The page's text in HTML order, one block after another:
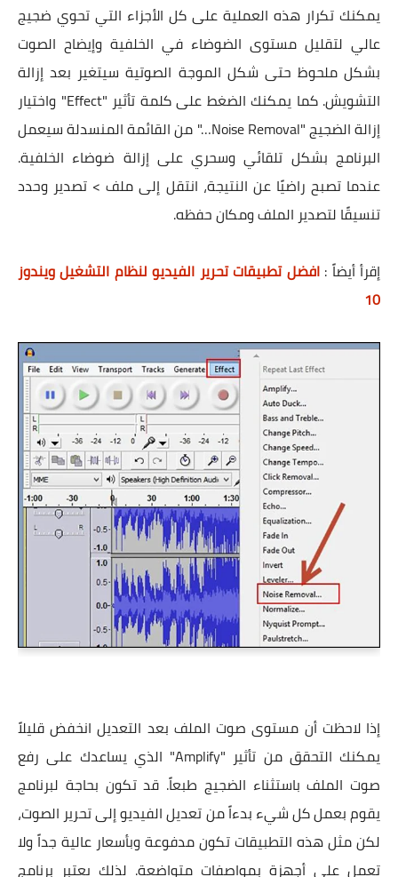
يمكنك تكرار هذه العملية على كل الأجزاء التي تحوي ضجيج
عالي لتقليل مستوى الضوضاء في الخلفية وإيضاح الصوت
بشكل ملحوظ حتى شكل الموجة الصوتية سيتغير بعد إزالة
التشويش. كما يمكنك الضغط على كلمة تأثير "Effect" واختيار
إزالة الضجيج "Noise Removal…" من القائمة المنسدلة سيعمل
البرنامج بشكل تلقائي وسحري على إزالة ضوضاء الخلفية.
عندما تصبح راضيًا عن النتيجة، انتقل إلى ملف > تصدير وحدد
تنسيقًا لتصدير الملف ومكان حفظه.
إقرأ أيضاً :افضل تطبيقات تحرير الفيديو لنظام التشغيل ويندوز
10
إذا لاحظت أن مستوى صوت الملف بعد التعديل انخفض قليلاً
يمكنك التحقق من تأثير "Amplify" الذي يساعدك على رفع
صوت الملف باستثناء الضجيج طبعاً. قد تكون بحاجة لبرنامج
يقوم بعمل كل شيء بدءاً من تعديل الفيديو إلى تحرير الصوت،
لكن مثل هذه التطبيقات تكون مدفوعة وبأسعار عالية جداً ولا
تعمل على أجهزة بمواصفات متواضعة. لذلك يعتبر برنامج